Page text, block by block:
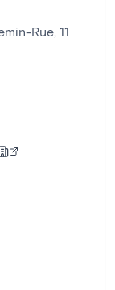
Rue, 11